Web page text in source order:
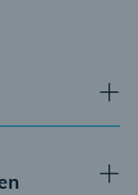
erleichtert.